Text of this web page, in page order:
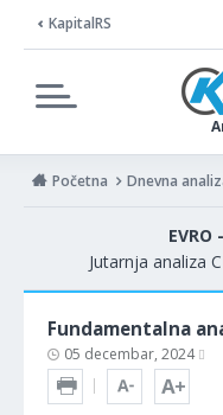
KapitalRS
Početna Dnevna
EVRO
Jutarnja analiza
Fundamentalna
05 decembar, 2024